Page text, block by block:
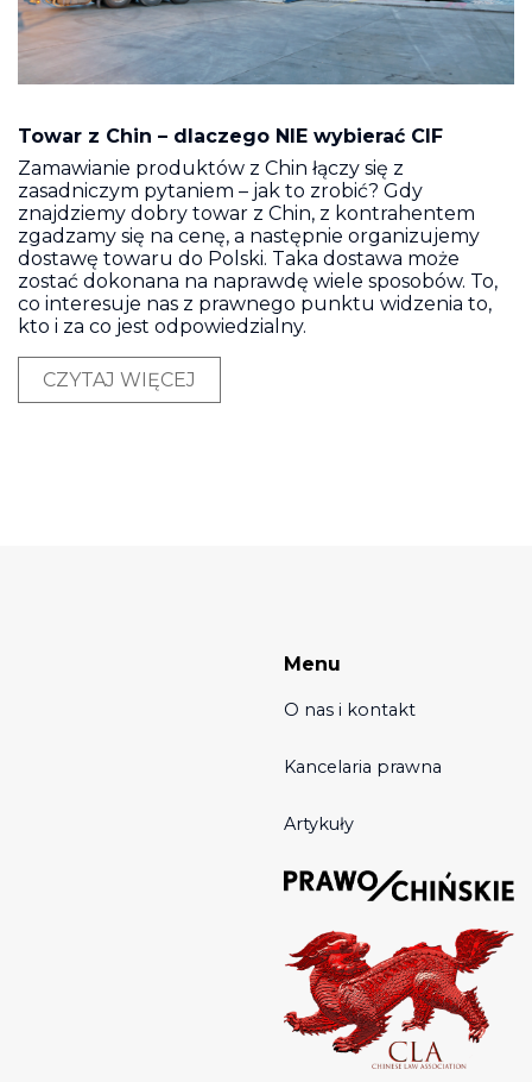
Towar z Chin – dlaczego NIE wybierać CIF
Zamawianie produktów z Chin łączy się z
zasadniczym pytaniem – jak to zrobić? Gdy
znajdziemy dobry towar z Chin, z kontrahentem
zgadzamy się na cenę, a następnie organizujemy
dostawę towaru do Polski. Taka dostawa może
zostać dokonana na naprawdę wiele sposobów. To,
co interesuje nas z prawnego punktu widzenia to,
kto i za co jest odpowiedzialny.
CZYTAJ WIĘCEJ
Menu
O nas i kontakt
Kancelaria prawna
Artykuły